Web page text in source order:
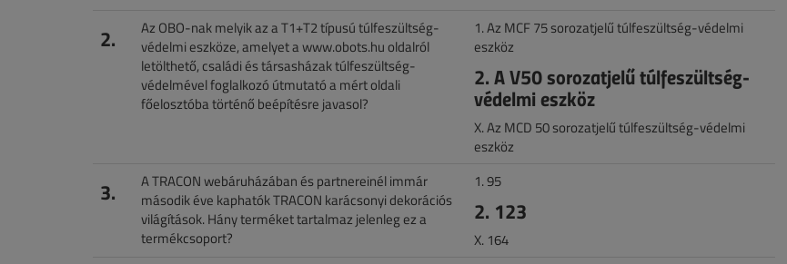
2.
Az OBO-nak melyik az a T1+T2 típusú túlfeszültség-
védelmi eszköze, amelyet a www.obots.hu oldalról
letölthető, családi és társasházak túlfeszültség-
védelmével foglalkozó útmutató a mért oldali
főelosztóba történő beépítésre javasol?
1. Az MCF 75 sorozatjelű túlfeszültség-védelmi
eszköz
2. A V50 sorozatjelű túlfeszültség-
védelmi eszköz
X. Az MCD 50 sorozatjelű túlfeszültség-védelmi
eszköz
3.
A TRACON webáruházában és partnereinél immár
második éve kaphatók TRACON karácsonyi dekorációs
világítások. Hány terméket tartalmaz jelenleg ez a
termékcsoport?
1. 95
2. 123
X. 164